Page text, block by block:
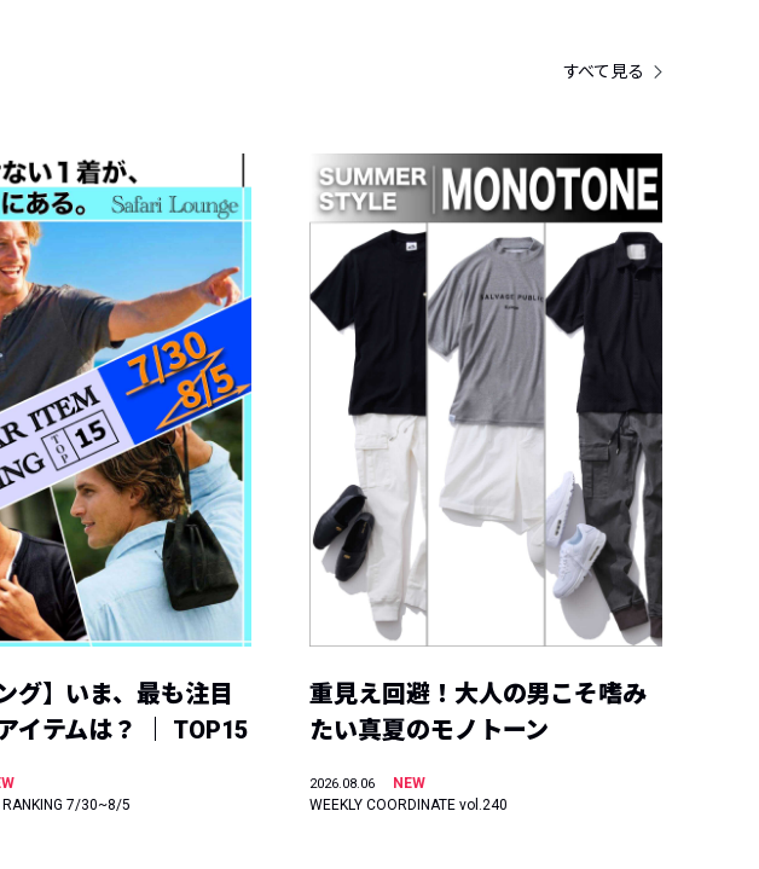
すべて見る
グ】いま、最も注目
イテムは？ ｜ TOP15
RANKING 7/30~8/5
重見え回避！大人の男こそ嗜み
たい真夏のモノトーン
2026.08.06
NEW
WEEKLY COORDINATE vol.240